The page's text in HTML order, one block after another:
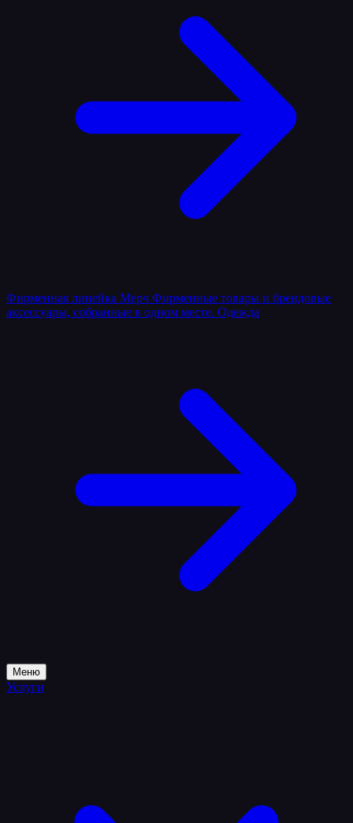
Фирменная линейка Мерч Фирменные товары и брендовые
аксессуары, собранные в одном месте. Одежда
Меню
Услуги